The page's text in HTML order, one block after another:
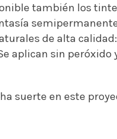
también los
de alta
aplican sin
suerte en este